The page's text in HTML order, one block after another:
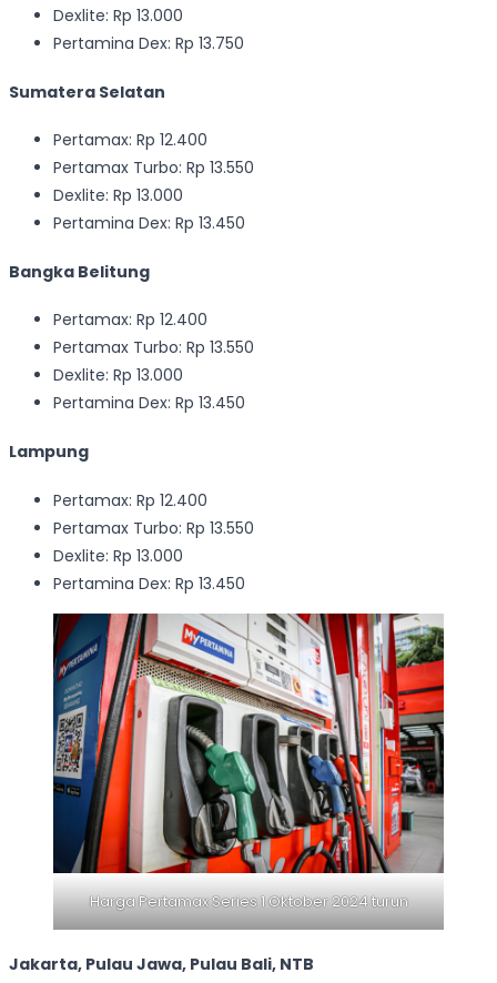
Dexlite: Rp 13.000
Pertamina Dex: Rp 13.750
Sumatera Selatan
Pertamax: Rp 12.400
Pertamax Turbo: Rp 13.550
Dexlite: Rp 13.000
Pertamina Dex: Rp 13.450
Bangka Belitung
Pertamax: Rp 12.400
Pertamax Turbo: Rp 13.550
Dexlite: Rp 13.000
Pertamina Dex: Rp 13.450
Lampung
Pertamax: Rp 12.400
Pertamax Turbo: Rp 13.550
Dexlite: Rp 13.000
Pertamina Dex: Rp 13.450
Harga Pertamax Series 1 Oktober 2024 turun
Jakarta, Pulau Jawa, Pulau Bali, NTB